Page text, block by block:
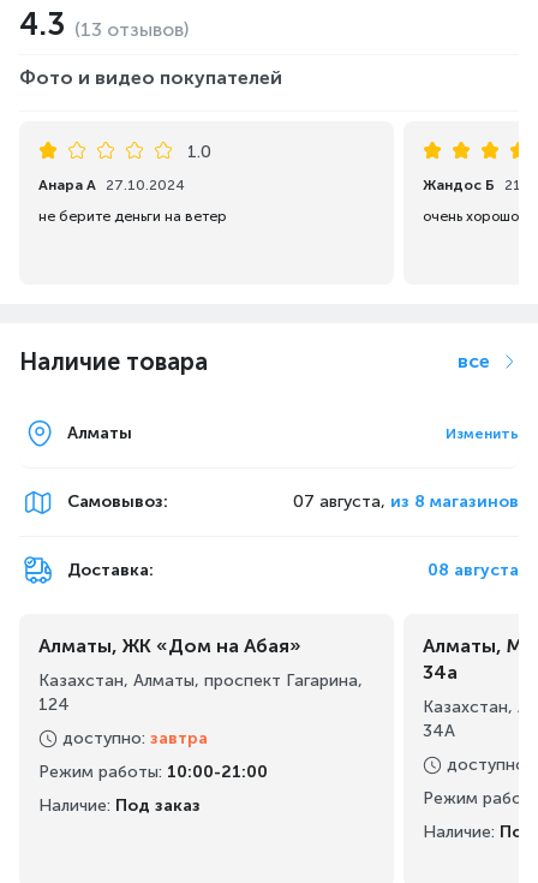
4.3 (13 отзывов)
Фото и видео покупателей
1.0
Анара А 27.10.2024
не берите деньги на ветер
Жандос Б
очень хорошо
Наличие товара все
Алматы Изменить
Самовывоз: 07 августа, из 8 магазинов
Доставка: 08 августа
Алматы, ЖК «Дом на Абая»
Казахстан, Алматы, проспект Гагарина,
124
доступно: завтра
Режим работы: 10:00-21:00
Наличие: Под заказ
Алматы,
34а
Казахстан,
34А
доступно
Режим
Наличие: Под